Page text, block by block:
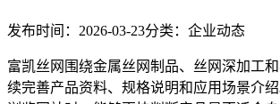
发布时间：2026-03-23分类：企业动态
富凯丝网围绕金属丝网制品、丝网深加工
续完善产品资料、规格说明和应用场景介